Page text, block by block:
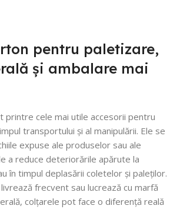
pentru paletizare,
și ambalare mai
printre cele mai utile accesorii pentru
transportului și al manipulării. Ele se
expuse ale produselor sau ale
a reduce deteriorările apărute la
în timpul deplasării coletelor și paleților.
frecvent sau lucrează cu marfă
colțarele pot face o diferență reală